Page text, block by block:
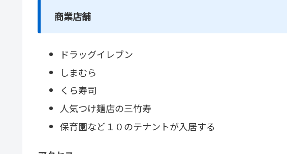
商業店舗
ドラッグイレブン
しまむら
くら寿司
人気つけ麺店の三竹寿
保育園など１０のテナントが入居する